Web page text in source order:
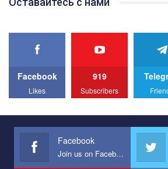
best video, representing programme for the
We appeal to your support and ask to help
All you have to do is to press "Like" below
Эмоционально сильный ролик от
представляющий программу развития
Мы просим вас поддержать нас и
наш план по борьбе с насилием и
Facebook
Likes
919
Subscribers
Facebook
Join us on Facebook